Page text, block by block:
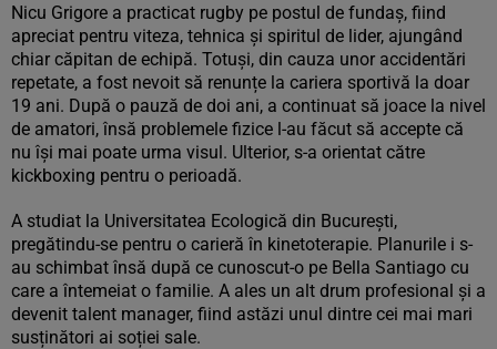
Nicu Grigore a practicat rugby pe postul de fundaș, fiind
apreciat pentru viteza, tehnica și spiritul de lider, ajungând
chiar căpitan de echipă. Totuși, din cauza unor accidentări
repetate, a fost nevoit să renunțe la cariera sportivă la doar
19 ani. După o pauză de doi ani, a continuat să joace la nivel
de amatori, însă problemele fizice l-au făcut să accepte că
nu își mai poate urma visul. Ulterior, s-a orientat către
kickboxing pentru o perioadă.
A studiat la Universitatea Ecologică din București,
pregătindu-se pentru o carieră în kinetoterapie. Planurile i s-
au schimbat însă după ce cunoscut-o pe Bella Santiago cu
care a întemeiat o familie. A ales un alt drum profesional și a
devenit talent manager, fiind astăzi unul dintre cei mai mari
susținători ai soției sale.